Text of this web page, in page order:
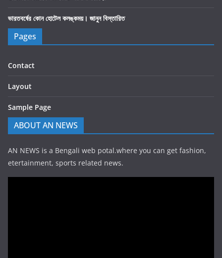
ভারতবর্ষের কোন হোটেল কলঙ্কময়। জানুন বিস্তারিত
Pages
Contact
Layout
Sample Page
ABOUT AN NEWS
AN NEWS is a Bengali web potal.where you can get fashion,
etertainment, sports related news.